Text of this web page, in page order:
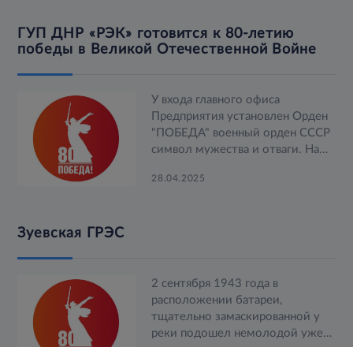
ГУП ДНР «РЭК» готовится к 80-летию
победы в Великой Отечественной Войне
У входа главного офиса
Предприятия установлен Орден
"ПОБЕДА" военный орден СССР
символ мужества и отваги. На
праздничные постеры,
28.04.2025
Зуевская ГРЭС
2 сентября 1943 года в
расположении батареи,
тщательно замаскированной у
реки подошел немолодой уже